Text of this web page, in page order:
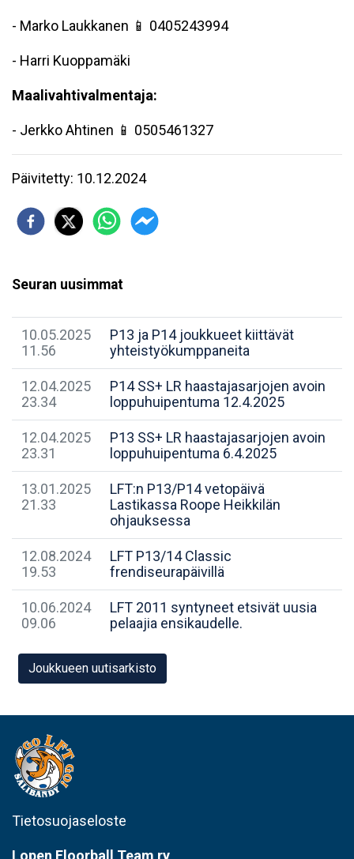
- Marko Laukkanen 📱 0405243994
- Harri Kuoppamäki
Maalivahtivalmentaja:
- Jerkko Ahtinen 📱 0505461327
Päivitetty: 10.12.2024
Seuran uusimmat
10.05.2025
11.56
P13 ja P14 joukkueet kiittävät
yhteistyökumppaneita
12.04.2025
23.34
P14 SS+ LR haastajasarjojen avoin
loppuhuipentuma 12.4.2025
12.04.2025
23.31
P13 SS+ LR haastajasarjojen avoin
loppuhuipentuma 6.4.2025
13.01.2025
21.33
LFT:n P13/P14 vetopäivä
Lastikassa Roope Heikkilän
ohjauksessa
12.08.2024
19.53
LFT P13/14 Classic
frendiseurapäivillä
10.06.2024
09.06
​LFT 2011 syntyneet etsivät uusia
pelaajia ensikaudelle.
Joukkueen uutisarkisto
Tietosuojaseloste
Lopen Floorball Team ry